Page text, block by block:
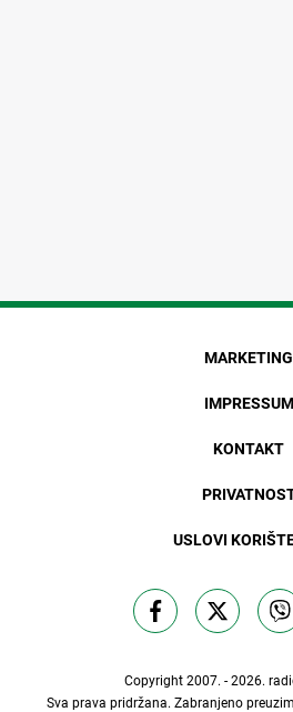
MARKETING
IMPRESSUM
KONTAKT
USLOVI
Copyright 2007. - 2026.
Sva prava pridržana. Zabranjeno